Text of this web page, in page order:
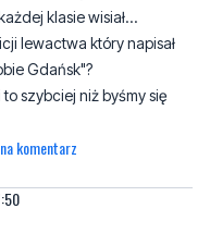
szybciej niż byśmy się
komentarz